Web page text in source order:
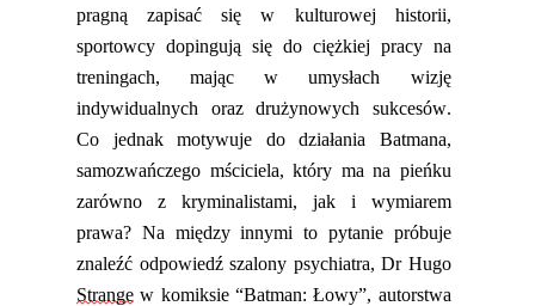
pragną zapisać się w kulturowej historii,
sportowcy dopingują się do ciężkiej pracy na
treningach, mając w umysłach wizję
indywidualnych orazdrużynowych sukcesów.
Co jednak motywuje do działania Batmana,
samozwańczego mściciela,który ma na pieńku
zarówno z kryminalistami, jak i wymiarem
prawa? Na między innymi to pytanie próbuje
znaleźć odpowiedź szalony psychiatra, Dr Hugo
Strange w komiksie “Batman: Łowy”, autorstwa